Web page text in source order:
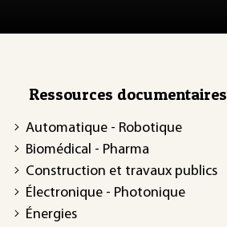
Ressources documentaires
Automatique - Robotique
Biomédical - Pharma
Construction et travaux publics
Électronique - Photonique
Énergies